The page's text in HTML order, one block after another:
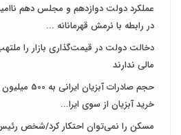
عملکرد دولت دوازدهم و مجلس دهم
در رابطه با نرمش قهرمانانه ...
دخالت دولت در قیمت‌گذاری بازار را
مالی ندارند
حجم صادرات
خرید آبزیان از سوی ایرا...
مسکن را نمی‌توان احتکار کرد/شخص